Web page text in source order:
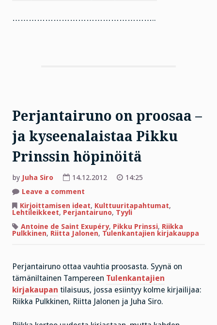
……………………………………………..
Perjantairuno on proosaa –
ja kyseenalaistaa Pikku
Prinssin höpinöitä
by Juha Siro 14.12.2012
14:25
Leave a comment
on
proosaa
ja
kyseenalaistaa
Pikku
Kirjoittamisen ideat, Kulttuuritapahtumat,
Lehtileikkeet, Perjantairuno, Tyyli
Antoine de Saint Exupéry, Pikku Prinssi, Riikka
Pulkkinen, Riitta Jalonen, Tulenkantajien kirjakauppa
Perjantairuno ottaa vauhtia proosasta. Syynä on
tämäniltainen Tampereen Tulenkantajien
kirjakaupan tilaisuus, jossa esiintyy kolme kirjailijaa:
Riikka Pulkkinen, Riitta Jalonen ja Juha Siro.